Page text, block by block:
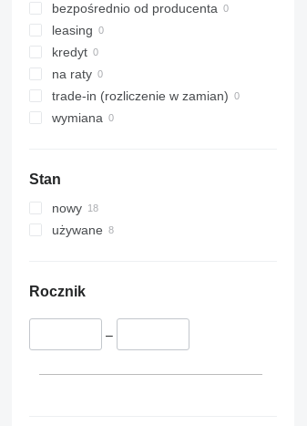
bezpośrednio od producenta
leasing
kredyt
na raty
trade-in (rozliczenie w zamian)
wymiana
Stan
nowy
używane
Rocznik
–